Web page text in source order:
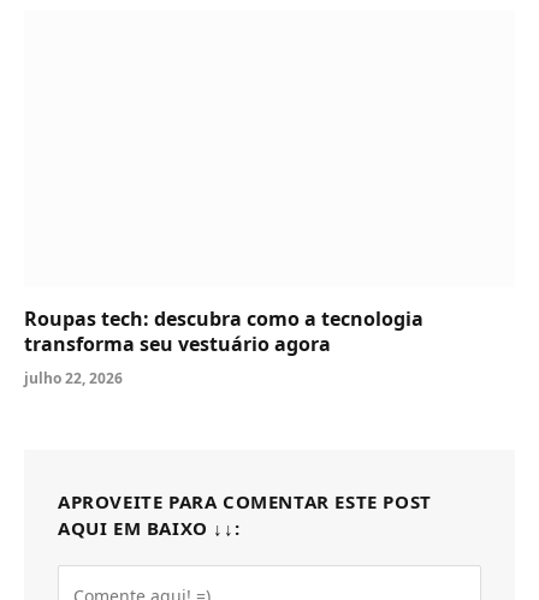
Roupas tech: descubra como a tecnologia
transforma seu vestuário agora
julho 22, 2026
APROVEITE PARA COMENTAR ESTE POST
AQUI EM BAIXO ↓↓: